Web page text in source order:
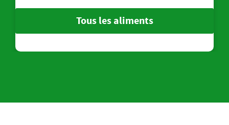
Tous les aliments